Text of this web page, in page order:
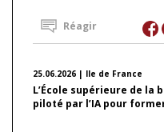
Réagir
25.06.2026 | Ile de France
L’École supérieure de
piloté par l’IA pour